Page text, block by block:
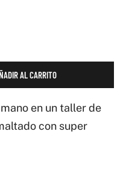
AL CARRITO
en un taller de
con super